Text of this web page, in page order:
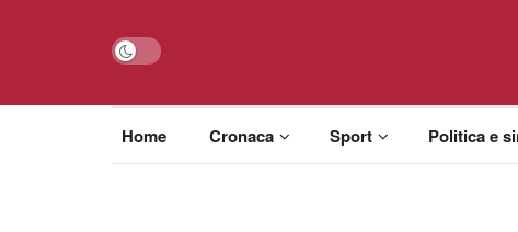
Home Cronaca Sport Politica e